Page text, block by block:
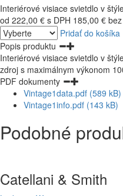
Interiérové visiace svietdlo v
od 222,00 € s DPH 185,00 €
Pridať do košíka
Popis produktu
Interiérové visiace svietdlo v
zdroj s maximálnym výkonom
PDF dokumenty
Vintage1data.pdf (589 kB)
Vintage1info.pdf (143 kB)
Podobné
Catellani & Smith